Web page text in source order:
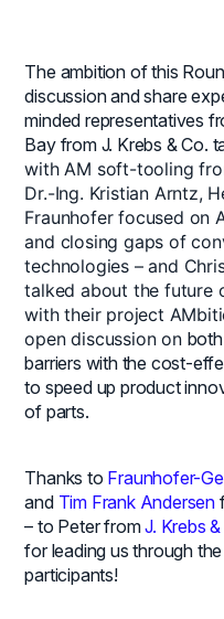
The ambition of this
discussion and share
minded representatives
Bay from J. Krebs & Co.
with AM soft-tooling
Dr.-Ing. Kristian Arntz,
Fraunhofer focused on
and closing gaps of
technologies – and
talked about the future
with their project
open discussion on
barriers with the cost-
to speed up product
of parts.
Thanks to Fraunhofer-
and Tim Frank Andersen
– to Peter fromJ. Krebs
for leading us through
participants!